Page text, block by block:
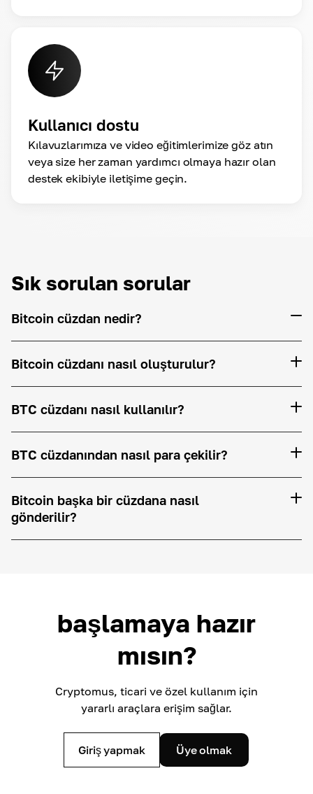
Kullanıcı dostu
Kılavuzlarımıza ve video eğitimlerimize göz atın
veya size her zaman yardımcı olmaya hazır olan
destek ekibiyle iletişime geçin.
Sık sorulan sorular
Bitcoin cüzdan nedir?
Bitcoin cüzdanı nasıl oluşturulur?
BTC cüzdanı nasıl kullanılır?
BTC cüzdanından nasıl para çekilir?
Bitcoin başka bir cüzdana nasıl
gönderilir?
başlamaya hazır
mısın?
Cryptomus, ticari ve özel kullanım için
yararlı araçlara erişim sağlar.
Giriş yapmak Üye olmak